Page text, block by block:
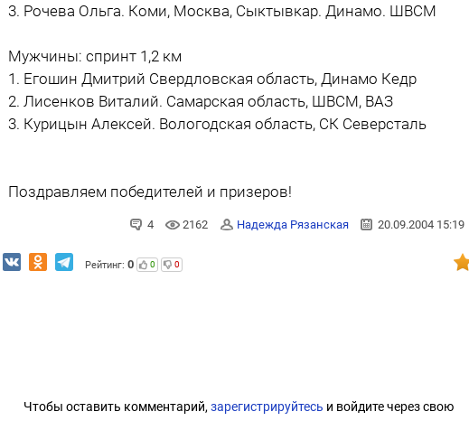
3. Рочева Ольга. Коми, Москва, Сыктывкар. Динамо. ШВСМ
Мужчины: спринт 1,2 км
1. Егошин Дмитрий Свердловская область, Динамо Кедр
2. Лисенков Виталий. Самарская область, ШВСМ, ВАЗ
3. Курицын Алексей. Вологодская область, СК Северсталь
Поздравляем победителей и призеров!
4 2162 Надежда Рязанская 20.09.2004 15:19
Рейтинг: 0 0 0
Чтобы оставить комментарий, зарегистрируйтесь и войдите через свою